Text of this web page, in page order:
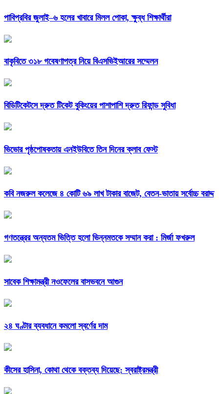
পাবিপ্রবির জুলাই–৬ হলের খাবারে মিলল পোকা, ক্ষুব্ধ শিক্ষার্থীরা
বাকৃবিতে ৩১৮ গবেষণাপত্র নিয়ে বিএসভিইআরের সম্মেলন
বিডিটিকেটসে দ্রুত টিকেট বুকিংয়ের পাশাপাশি দ্রুত রিফান্ড সুবিধা
ভিভোর পৃষ্ঠপোষকতায় এনইউবিতে তিন দিনের ক্লাব ফেস্ট
কবি নজরুল কলেজে ৪ কোটি ৬৯ লাখ টাকার বাজেট, বেতন-ভাতায় সর্বোচ্চ বরাদ্দ
গণতন্ত্রের অন্যতম ভিত্তি হলো ভিন্নমতকে সম্মান করা : মির্জা ফখরুল
সাবেক শিক্ষামন্ত্রী নওফেলের বাসভবনে আগুন
২৪ ঘণ্টার ব্যবধানে কমলো স্বর্ণের দাম
কীসের হাসিনা, কোথা থেকে বক্তব্য দিয়েছে: স্বরাষ্ট্রমন্ত্রী